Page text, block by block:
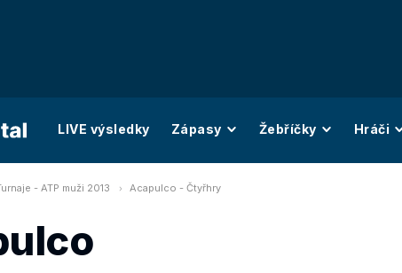
LIVE výsledky Zápasy Žebříčky Hráči
- ATP muži 2013 Acapulco - Čtyřhry